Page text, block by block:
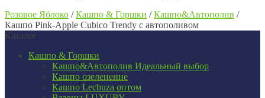
Розовое Яблоко /Кашпо & Горшки /Кашпо&Автополив /
Кашпо Pink-Apple Cubico Trendy с автополивом
Каталог
Кашпо & Горшки
Кашпо&Автополив Идеальный выбор
Кашпо озеленение
Кашпо Lechuza оптом